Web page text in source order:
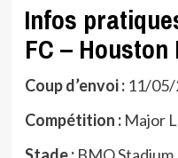
Infos
FC – Houston
Coup d’envoi :11/05/
Compétition :Major